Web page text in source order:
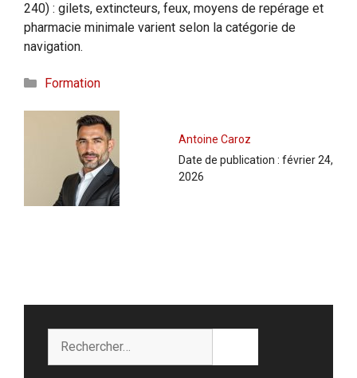
240) : gilets, extincteurs, feux, moyens de repérage et
pharmacie minimale varient selon la catégorie de
navigation.
Catégories
Formation
Antoine Caroz
Date de publication : février 24,
2026